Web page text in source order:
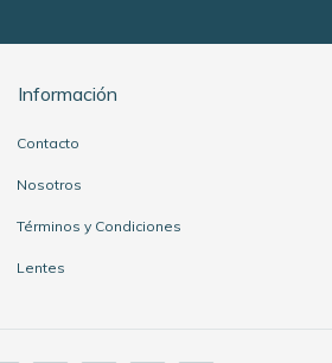
Información
Contacto
Nosotros
Términos y Condiciones
Lentes